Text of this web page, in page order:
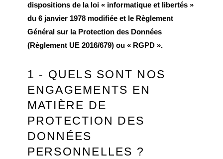
dispositions de la loi « informatique et libertés »
du 6 janvier 1978 modifiée et le Règlement
Général sur la Protection des Données
(Règlement UE 2016/679) ou « RGPD ».
1 - QUELS SONT NOS
ENGAGEMENTS EN
MATIÈRE DE
PROTECTION DES
DONNÉES
PERSONNELLES ?